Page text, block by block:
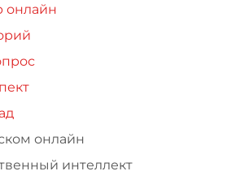
онлайн
онлайн
интеллект